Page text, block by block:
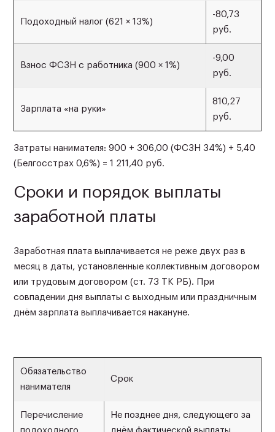
Подоходный налог (621 × 13%)
-80,73
руб.
Взнос ФСЗН с работника (900 × 1%)
-9,00
руб.
Зарплата «на руки»
810,27
руб.
Затраты нанимателя: 900 + 306,00 (ФСЗН 34%) + 5,40
(Белгосстрах 0,6%) = 1 211,40 руб.
Сроки и порядок выплаты
заработной платы
Заработная плата выплачивается не реже двух раз в
месяц в даты, установленные коллективным договором
или трудовым договором (ст. 73 ТК РБ). При
совпадении дня выплаты с выходным или праздничным
днём зарплата выплачивается накануне.
Обязательство
нанимателя
Срок
Перечисление
Не позднее дня, следующего за